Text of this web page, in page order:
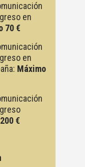
en
70 €
en
Máximo
€